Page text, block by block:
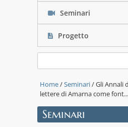
Seminari
Progetto
Home/Seminari/ Gli Annali
lettere di Amarna come font...
Seminari